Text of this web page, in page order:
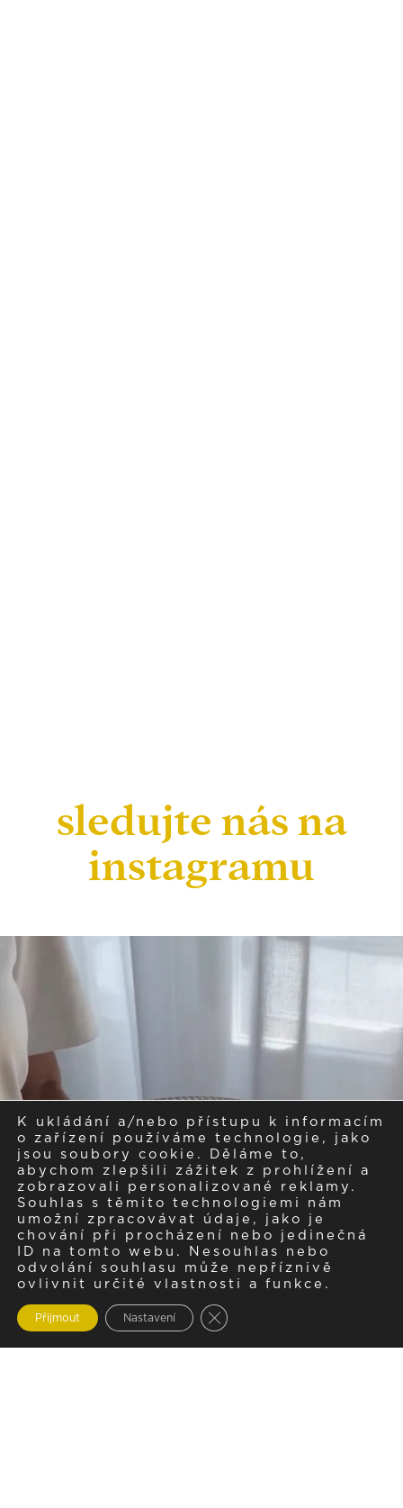
sledujte nás na
instagramu
K ukládání a/nebo přístupu k informacím
o zařízení používáme technologie, jako
jsou soubory cookie. Děláme to,
abychom zlepšili zážitek z prohlížení a
zobrazovali personalizované reklamy.
Souhlas s těmito technologiemi nám
umožní zpracovávat údaje, jako je
chování při procházení nebo jedinečná
ID na tomto webu. Nesouhlas nebo
odvolání souhlasu může nepříznivě
ovlivnit určité vlastnosti a funkce.
Přijmout Nastavení Zavřít cookie lištu GDPR